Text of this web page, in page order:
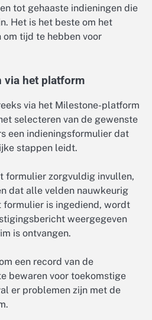
tot gehaaste indieningen die
Het is het beste om het
tijd te hebben voor
via het platform
via het Milestone-platform
selecteren van de gewenste
een indieningsformulier dat
stappen leidt.
formulier zorgvuldig invullen,
dat alle velden nauwkeurig
formulier is ingediend, wordt
weergegeven
is ontvangen.
een record van de
bewaren voor toekomstige
er problemen zijn met de